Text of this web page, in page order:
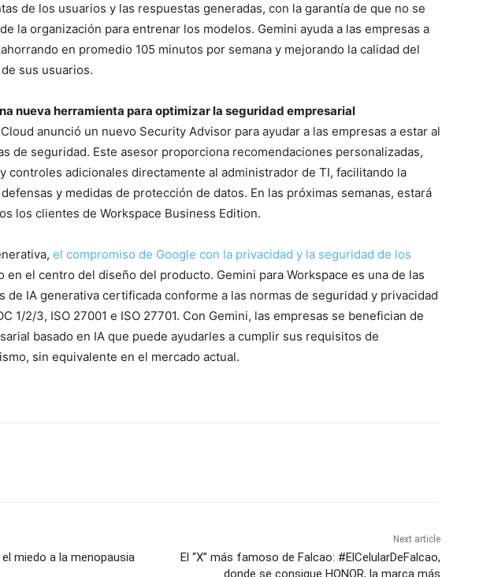
de los usuarios y las respuestas generadas, con la garantía de que no se
la organización para entrenar los modelos. Gemini ayuda a las empresas a
en promedio 105 minutos por semana y mejorando la calidad del
sus usuarios.
nueva herramienta para optimizar la seguridad empresarial
anunció un nuevo Security Advisor para ayudar a las empresas a estar al
de seguridad. Este asesor proporciona recomendaciones personalizadas,
controles adicionales directamente al administrador de TI, facilitando la
y medidas de protección de datos. En las próximas semanas, estará
los clientes de Workspace Business Edition.
el compromiso de Google con la privacidad y la seguridad de los
en el centro del diseño del producto. Gemini para Workspace es una de las
de IA generativa certificada conforme a las normas de seguridad y privacidad
1/2/3, ISO 27001 e ISO 27701. Con Gemini, las empresas se benefician de
basado en IA que puede ayudarles a cumplir sus requisitos de
sin equivalente en el mercado actual.
miedo a la menopausia
Next article
El “X” más famoso de Falcao: #ElCelularDeFalcao,
donde se consigue HONOR, la marca más